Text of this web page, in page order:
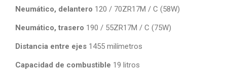
Neumático, delantero 120 / 70ZR17M / C (58W)
Neumático, trasero 190 / 55ZR17M / C (75W)
Distancia entre ejes 1455 milímetros
Capacidad de combustible 19 litros